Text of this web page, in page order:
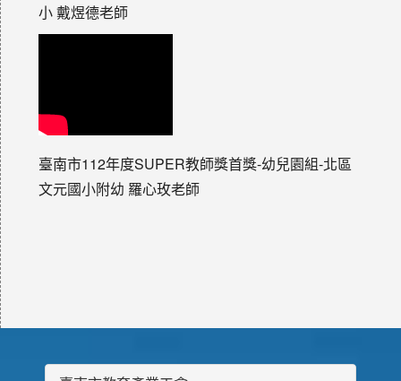
小 戴煜德老師
臺南市112年度SUPER教師獎首獎-幼兒園組-北區
文元國小附幼 羅心玫老師